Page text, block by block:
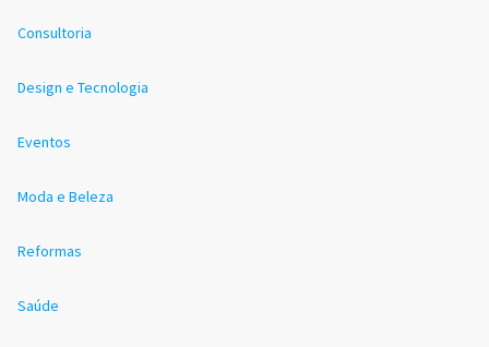
Consultoria
Design e Tecnologia
Eventos
Moda e Beleza
Reformas
Saúde